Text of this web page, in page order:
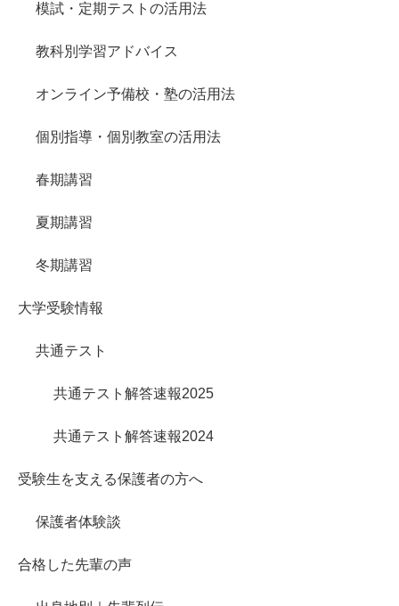
模試・定期テストの活用法
教科別学習アドバイス
オンライン予備校・塾の活用法
個別指導・個別教室の活用法
春期講習
夏期講習
冬期講習
大学受験情報
共通テスト
共通テスト解答速報2025
共通テスト解答速報2024
受験生を支える保護者の方へ
保護者体験談
合格した先輩の声